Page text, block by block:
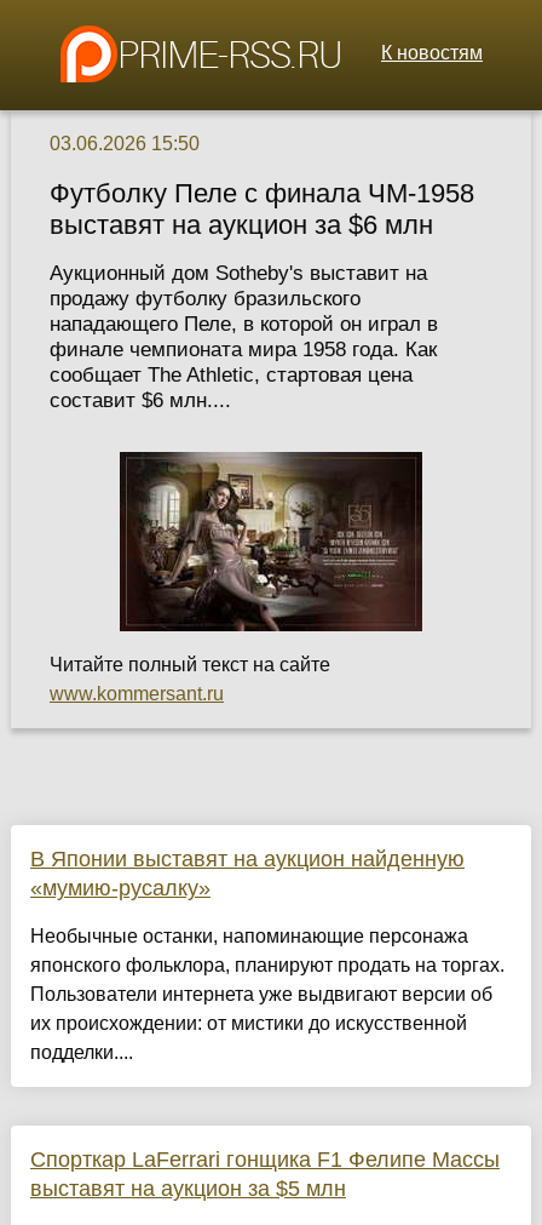
К новостям
03.06.2026 15:50
Футболку Пеле с финала ЧМ-1958
выставят на аукцион за $6 млн
Аукционный дом Sotheby's выставит на
продажу футболку бразильского
нападающего Пеле, в которой он играл в
финале чемпионата мира 1958 года. Как
сообщает The Athletic, стартовая цена
составит $6 млн....
Читайте полный текст на сайте
www.kommersant.ru
В Японии выставят на аукцион найденную
«мумию-русалку»
Необычные останки, напоминающие персонажа
японского фольклора, планируют продать на торгах.
Пользователи интернета уже выдвигают версии об
их происхождении: от мистики до искусственной
подделки....
Спорткар LaFerrari гонщика F1 Фелипе Массы
выставят на аукцион за $5 млн